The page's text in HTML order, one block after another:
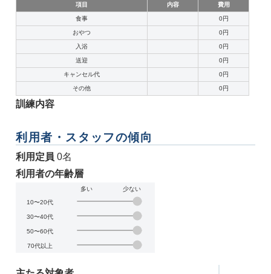
項目 内容 費用
食事 0円
おやつ 0円
入浴 0円
送迎 0円
キャンセル代 0円
その他 0円
訓練内容
利用者・スタッフの傾向
利用定員 0名
利用者の年齢層
多い
少ない
10〜20代
30〜40代
50〜60代
70代以上